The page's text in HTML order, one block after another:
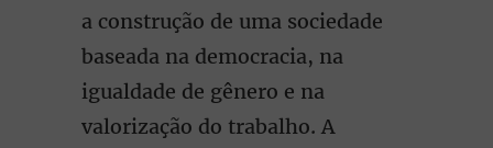
a construção de uma sociedade
baseada na democracia, na
igualdade de gênero e na
valorização do trabalho. A